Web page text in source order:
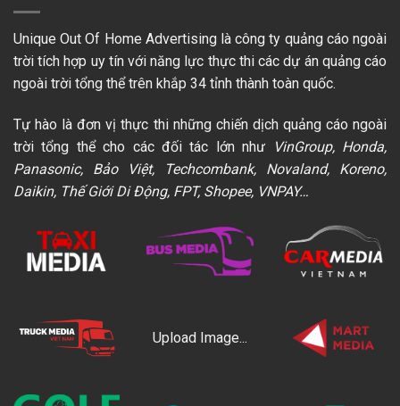
Unique Out Of Home Advertising là công ty quảng cáo ngoài
trời tích hợp uy tín với năng lực thực thi các dự án quảng cáo
ngoài trời tổng thể trên khắp 34 tỉnh thành toàn quốc.
Tự hào là đơn vị thực thi những chiến dịch quảng cáo ngoài
trời tổng thể cho các đối tác lớn như
VinGroup, Honda,
Panasonic, Bảo Việt, Techcombank, Novaland, Koreno,
Daikin, Thế Giới Di Động, FPT, Shopee, VNPAY…
Upload Image...